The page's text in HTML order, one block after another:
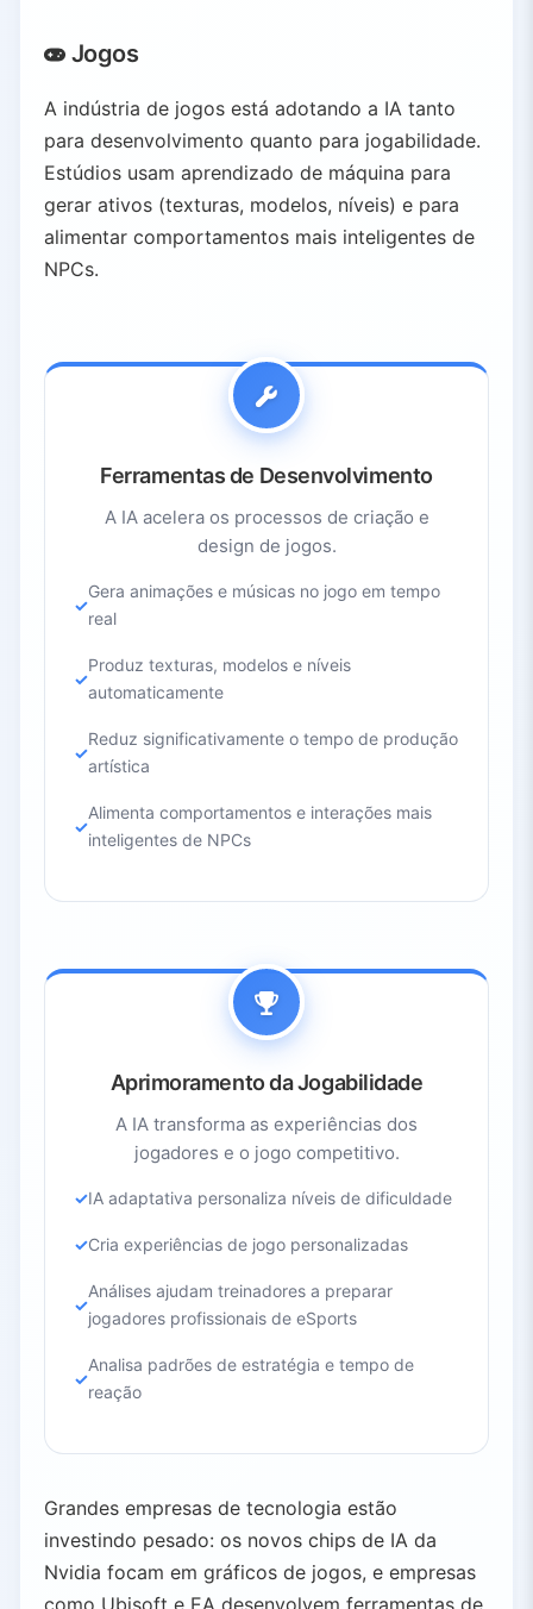
Jogos
A indústria de jogos está adotando a IA tanto
para desenvolvimento quanto para jogabilidade.
Estúdios usam aprendizado de máquina para
gerar ativos (texturas, modelos, níveis) e para
alimentar comportamentos mais inteligentes de
NPCs.
Ferramentas de Desenvolvimento
A IA acelera os processos de criação e
design de jogos.
Gera animações e músicas no jogo em tempo
real
Produz texturas, modelos e níveis
automaticamente
Reduz significativamente o tempo de produção
artística
Alimenta comportamentos e interações mais
inteligentes de NPCs
Aprimoramento da Jogabilidade
A IA transforma as experiências dos
jogadores e o jogo competitivo.
IA adaptativa personaliza níveis de dificuldade
Cria experiências de jogo personalizadas
Análises ajudam treinadores a preparar
jogadores profissionais de eSports
Analisa padrões de estratégia e tempo de
reação
Grandes empresas de tecnologia estão
investindo pesado: os novos chips de IA da
Nvidia focam em gráficos de jogos, e empresas